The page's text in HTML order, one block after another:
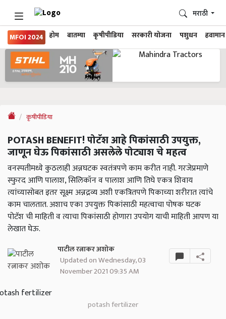
MFOI 2024 होम बातम्या कृषीपीडिया सरकारी योजना पशुधन हवामान
मराठी
कृषीपीडिया
POTASH BENEFIT! पोटॅश आहे पिकांसाठी उपयुक्त,
जाणून घेऊ पिकांसाठी असलेले पोट्याश चे महत्व
वनस्पतीमध्ये कुठलाही अन्नघटक स्वतंत्रपणे काम करीत नाही. गरजेप्रमाणे
स्फुरद आणि पालाश, सिलिकॉन व पालाश आणि तिघे एकत्र शिवाय
त्यांच्यासोबत इतर सूक्ष्म अन्नद्रव्य अशी एकत्रितपणे पिकाच्या शरीरात त्यांचे
काम चालतात. अशाच एका उपयुक्त पिकांसाठी महत्वाचा पोषक घटक
पोटॅश ची माहिती व त्याचा पिकांसाठी होणारा उपयोग याची माहिती आपण या
लेखात घेऊ.
पाटील रत्नाकर अशोक
Updated on Wednesday, 03
November 2021 09:35 AM
potash fertilizer